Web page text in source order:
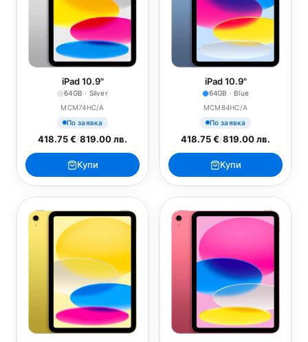
iPad 10.9"
64GB · Silver
MCM74HC/A
По заявка
418.75 €/819.00 лв.
Купи
iPad 10.9"
64GB · Blue
MCM84HC/A
По заявка
418.75 €/819.00 лв.
Купи